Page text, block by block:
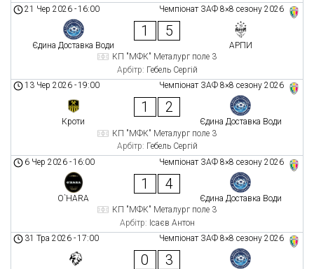
Чемпіонат ЗАФ 8×8 сезону 2026
21 Чер 2026 -16:00
Єдина Доставка Води
1 5
АРПИ
КП "МФК" Металург поле 3
Арбітр: Гебель Сергій
Чемпіонат ЗАФ 8×8 сезону 2026
13 Чер 2026 -19:00
Кроти
1 2
Єдина Доставка Води
КП "МФК" Металург поле 3
Арбітр: Гебель Сергій
Чемпіонат ЗАФ 8×8 сезону 2026
6 Чер 2026 -16:00
O`HARA
1 4
Єдина Доставка Води
КП "МФК" Металург поле 3
Арбітр: Ісаєв Антон
Чемпіонат ЗАФ 8×8 сезону 2026
31 Тра 2026 -17:00
0 3